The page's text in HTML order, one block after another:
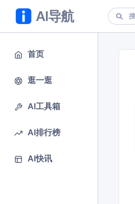
首页
逛一逛
AI工具箱
AI排行榜
AI快讯
AI导航